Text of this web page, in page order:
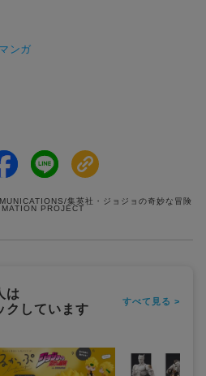
ンガ
集英社・ジョジョの奇妙な冒険
PROJECT
は
クしています
すべて見る >